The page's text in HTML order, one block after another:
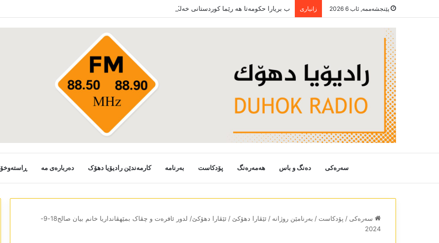
پێنجشەممە, ئاب 6 2026 زانیاری ب بریارا حکومەتا ھە رێما کوردستانی خەلکێ گوندێن سەر ب ئێدارا زاخو ڤە دشین سەرەدانا گوندیێن خو بکەن
سەرەکی دەنگ و باس هەمەرەنگ پۆدکاست بەرنامە کارمەندێن رادیۆیا دھۆک دەربارەی مە ڕاستەوخۆ
سەرەکی / پۆدکاست / بەرنامێن روژانە / ئێڤارا دھۆکێ /
ئێڤارا دھۆکێ/ لدور ئافرەت و چڤاک بمێھڤانداریا خانم بیان صالح18-9-
2024